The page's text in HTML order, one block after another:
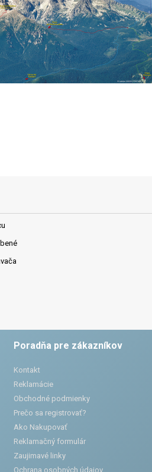
Poradňa pre zákazníkov
Kontakt
Reklamácie
Obchodné podmienky
Prečo sa registrovať?
Ako Nakupovať
Reklamačný formulár
Zaujimavé linky
Ochrana osobných údajov